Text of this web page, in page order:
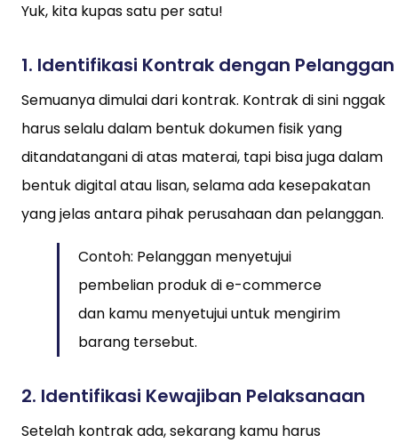
Yuk, kita kupas satu per satu!
1. Identifikasi Kontrak dengan Pelanggan
Semuanya dimulai dari kontrak. Kontrak di sini nggak
harus selalu dalam bentuk dokumen fisik yang
ditandatangani di atas materai, tapi bisa juga dalam
bentuk digital atau lisan, selama ada kesepakatan
yang jelas antara pihak perusahaan dan pelanggan.
Contoh: Pelanggan menyetujui
pembelian produk di e-commerce
dan kamu menyetujui untuk mengirim
barang tersebut.
2. Identifikasi Kewajiban Pelaksanaan
Setelah kontrak ada, sekarang kamu harus